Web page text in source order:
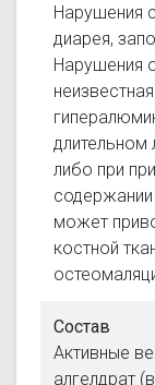
Нарушения
диарея,
Нарушения
длительном
либо при
может
костной
Состав
Активные
алгелдрат